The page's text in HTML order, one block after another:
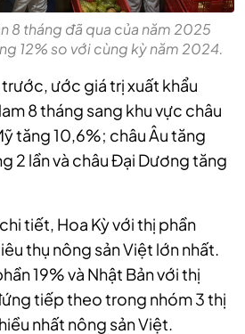
8 tháng đã qua của năm 2025
12% so với cùng kỳ năm 2024.
ước giá trị xuất khẩu
8 tháng sang khu vực châu
tăng 10,6%; châu Âu tăng
2 lần và châu Đại Dương tăng
tiết, Hoa Kỳ với thị phần
thụ nông sản Việt lớn nhất.
19% và Nhật Bản với thị
tiếp theo trong nhóm 3 thị
nhất nông sản Việt.